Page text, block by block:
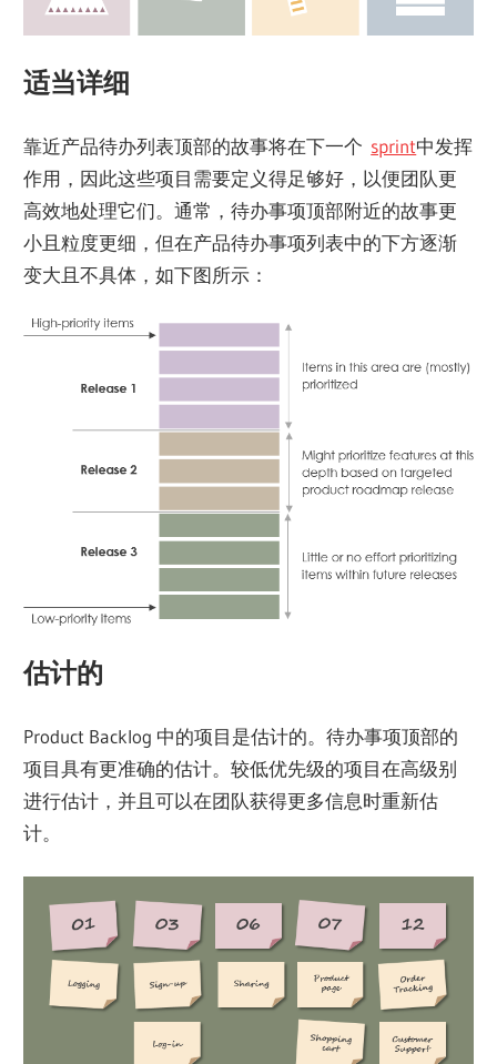
适当详细
靠近产品待办列表顶部的故事将在下一个 sprint中发挥
作用，因此这些项目需要定义得足够好，以便团队更
高效地处理它们。通常，待办事项顶部附近的故事更
小且粒度更细，但在产品待办事项列表中的下方逐渐
变大且不具体，如下图所示：
估计的
Product Backlog 中的项目是估计的。待办事项顶部的
项目具有更准确的估计。较低优先级的项目在高级别
进行估计，并且可以在团队获得更多信息时重新估
计。